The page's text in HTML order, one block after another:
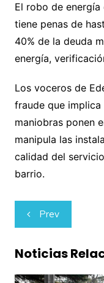
El robo de
tiene penas de
40% de la deuda
energía,
Los voceros de
fraude que
maniobras ponen
manipula las
calidad del
barrio.
Navegación
de
entradas
Prev
Noticias